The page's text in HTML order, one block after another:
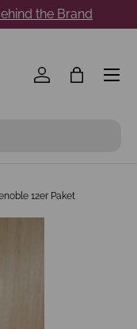
the Brand
Einloggen
Menü
12er Paket